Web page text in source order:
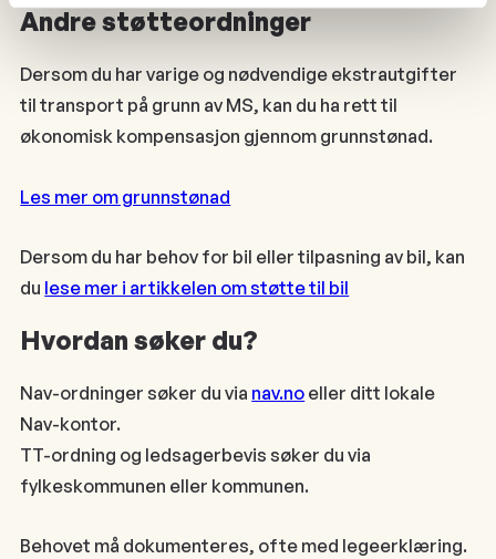
Andre støtteordninger
Dersom du har varige og nødvendige ekstrautgifter
til transport på grunn av MS, kan du ha rett til
økonomisk kompensasjon gjennom grunnstønad.
Les mer om grunnstønad
Dersom du har behov for bil eller tilpasning av bil, kan
du lese mer i artikkelen om støtte til bil
Hvordan søker du?
Nav-ordninger søker du via nav.no eller ditt lokale
Nav-kontor.
TT-ordning og ledsagerbevis søker du via
fylkeskommunen eller kommunen.
Behovet må dokumenteres, ofte med legeerklæring.